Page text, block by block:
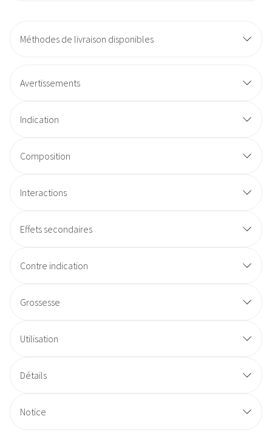
Méthodes de livraison disponibles
Avertissements
Indication
Composition
Interactions
Effets secondaires
Contre indication
Grossesse
Utilisation
Détails
Notice